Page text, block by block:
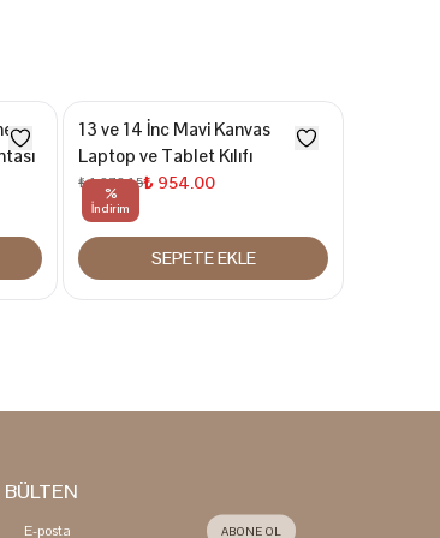
%
İndirim
13 ve 14 İnc Mavi Kanvas
Laptop ve Tablet Kılıfı
₺ 1,272.15₺ 954.00
SEPETE EKLE
BÜLTEN
ABONE OL